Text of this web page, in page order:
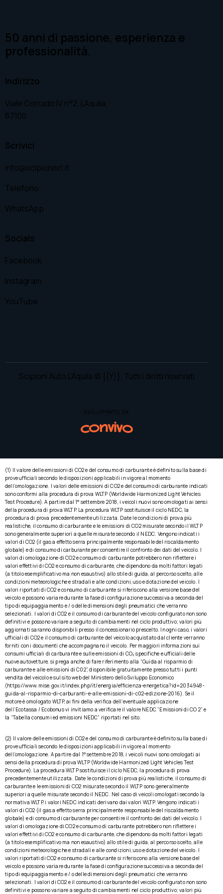
50 anni di passione, esperienza e
professionalità.
Indirizzo
Viale Corrado IV n°2, L’Aquila,
67100
Scrivici
info@scipionisrl.it
Telefono
WhatsApp
Socials
Facebook
Instagram
YouTube
Scipioni Auto L’Aquila © {{Y}}. Tutti i diritti riservati
SVILUPPATO DA
(1) Il valore delle emissioni di CO2 e del consumo di carburante è definito sulla base di
prove ufficiali secondo le disposizioni applicabili in vigore al momento
dell’omologazione. I valori delle emissioni di CO2 e del consumo di carburante indicati
sono conformi alla procedura di prova WLTP (Worldwide Harmonized Light Vehicles
Test Procedure). A partire dal 1° settembre 2018, i veicoli nuovi sono omologati ai sensi
della procedura di prova WLTP. La procedura WLTP sostituisce il ciclo NEDC, la
procedura di prova precedentemente utilizzata. Date le condizioni di prova più
realistiche, il consumo di carburante e le emissioni di CO2 misurate secondo il WLTP
sono generalmente superiori a quelle misurate secondo il NEDC. Vengono indicati i
valori di CO2 (il gas a effetto serra principalmente responsabile del riscaldamento
globale) e di consumo di carburante per consentire il confronto dei dati del veicolo. I
valori di omologazione di CO2 e consumo di carburante potrebbero non riflettere i
valori effettivi di CO2 e consumo di carburante, che dipendono da molti fattori legati
(a titolo esemplificativo ma non esaustivo) allo stile di guida, al percorso scelto, alle
condizioni meteorologiche e stradali e alle condizioni, uso e dotazione del veicolo. I
valori riportati di CO2 e consumo di carburante si riferiscono alla versione base del
veicolo e possono variare durante la fase di configurazione successiva a seconda del
tipo di equipaggiamento e / o delle dimensioni degli pneumatici che verranno
selezionati. I valori di CO2 e il consumo di carburante del veicolo configurato non sono
definitivi e possono variare a seguito di cambiamenti nel ciclo produttivo; valori più
aggiornati saranno disponibili presso il concessionario prescelto. In ogni caso, i valori
ufficiali di CO2 e il consumo di carburante del veicolo acquistato dal cliente verranno
forniti con i documenti che accompagnano il veicolo. Per maggiori informazioni sui
consumi ufficiali di carburante e sulle emissioni di CO₂ specifiche e ufficiali delle
nuove autovetture, si prega anche di fare riferimento alla “Guida al risparmio di
carburante e alle emissioni di C02”, disponibile gratuitamente presso tutti i punti
vendita del veicolo e sul sito web del Ministero dello Sviluppo Economico
(https://www.mise.gov.it/index.php/it/energia/efficienza-energetica?id=2034948-
guida-al-risparmio-di-carburanti-e-alle-emissioni-di-c02-edizione-2016). Se il
motore è omologato WLTP, ai fini della verifica dell’eventuale applicazione
dell’Ecotassa / Ecobonus vi invitiamo a verificare il valore NEDC “Emissioni di CO 2” e
la “Tabella consumi ed emissioni NEDC” riportati nel sito.
(2) Il valore delle emissioni di CO2 e del consumo di carburante è definito sulla base di
prove ufficiali secondo le disposizioni applicabili in vigore al momento
dell’omologazione. A partire dal 1° settembre 2018, i veicoli nuovi sono omologati ai
sensi della procedura di prova WLTP (Worldwide Harmonized Light Vehicles Test
Procedure). La procedura WLTP sostituisce il ciclo NEDC, la procedura di prova
precedentemente utilizzata. Date le condizioni di prova più realistiche, il consumo di
carburante e le emissioni di CO2 misurate secondo il WLTP sono generalmente
superiori a quelle misurate secondo il NEDC. Nel caso di veicoli omologati secondo la
normativa WLTP, i valori NEDC indicati derivano dai valori WLTP. Vengono indicati i
valori di CO2 (il gas a effetto serra principalmente responsabile del riscaldamento
globale) e di consumo di carburante per consentire il confronto dei dati del veicolo. I
valori di omologazione di CO2 e consumo di carburante potrebbero non riflettere i
valori effettivi di CO2 e consumo di carburante, che dipendono da molti fattori legati
(a titolo esemplificativo ma non esaustivo) allo stile di guida, al percorso scelto, alle
condizioni meteorologiche e stradali e alle condizioni, uso e dotazione del veicolo. I
valori riportati di CO2 e consumo di carburante si riferiscono alla versione base del
veicolo e possono variare durante la fase di configurazione successiva a seconda del
tipo di equipaggiamento e / o delle dimensioni degli pneumatici che verranno
selezionati. I valori di CO2 e il consumo di carburante del veicolo configurato non sono
definitivi e possono variare a seguito di cambiamenti nel ciclo produttivo; valori più